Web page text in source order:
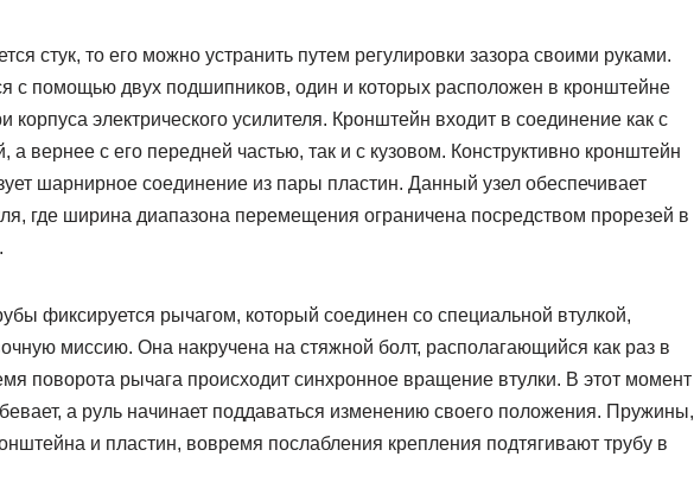
стук, то его можно устранить путем регулировки зазора своими руками.
с помощью двух подшипников, один и которых расположен в кронштейне
корпуса электрического усилителя. Кронштейн входит в соединение как с
а вернее с его передней частью, так и с кузовом. Конструктивно кронштейн
шарнирное соединение из пары пластин. Данный узел обеспечивает
где ширина диапазона перемещения ограничена посредством прорезей в
фиксируется рычагом, который соединен со специальной втулкой,
миссию. Она накручена на стяжной болт, располагающийся как раз в
поворота рычага происходит синхронное вращение втулки. В этот момент
а руль начинает поддаваться изменению своего положения. Пружины,
и пластин, вовремя послабления крепления подтягивают трубу в